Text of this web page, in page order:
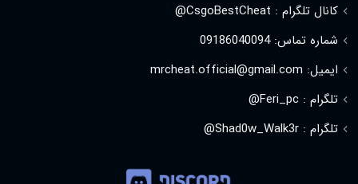
کانال تلگرام : CsgoBestCheat@
شماره تماس: 09186040094
ایمیل: mrcheat.official@gmail.com
تلگرام : Feri_pc@
تلگرام : Shad0w_Walk3r@